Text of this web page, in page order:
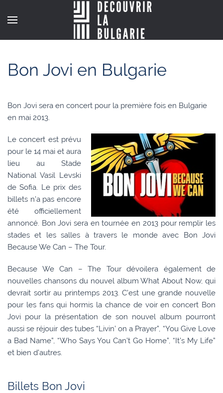
Bon Jovi en Bulgarie
Bon Jovi sera en concert pour la première fois en Bulgarie
en mai 2013.
Le concert est prévu
pour le 14 mai et aura
lieu au Stade
National Vasil Levski
de Sofia. Le prix des
billets n’a pas encore
été officiellement
annoncé. Bon Jovi sera en tournée en 2013 pour remplir les
stades et les salles à travers le monde avec Bon Jovi
Because We Can – The Tour.
Because We Can – The Tour dévoilera également de
nouvelles chansons du nouvel album What About Now, qui
devrait sortir au printemps 2013. C’est une grande nouvelle
pour les fans qui hormis la chance de voir en concert Bon
Jovi pour la présentation de son nouvel album pourront
aussi se réjouir des tubes “Livin’ on a Prayer”, “You Give Love
a Bad Name”, “Who Says You Can’t Go Home”, “It’s My Life”
et bien d’autres.
Billets Bon Jovi